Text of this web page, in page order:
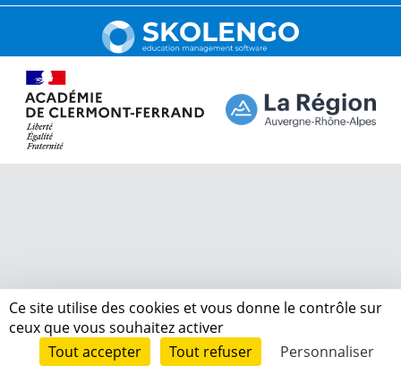
Ce site utilise des cookies et vous donne le contrôle sur
ceux que vous souhaitez activer
Tout accepter
Tout refuser Personnaliser